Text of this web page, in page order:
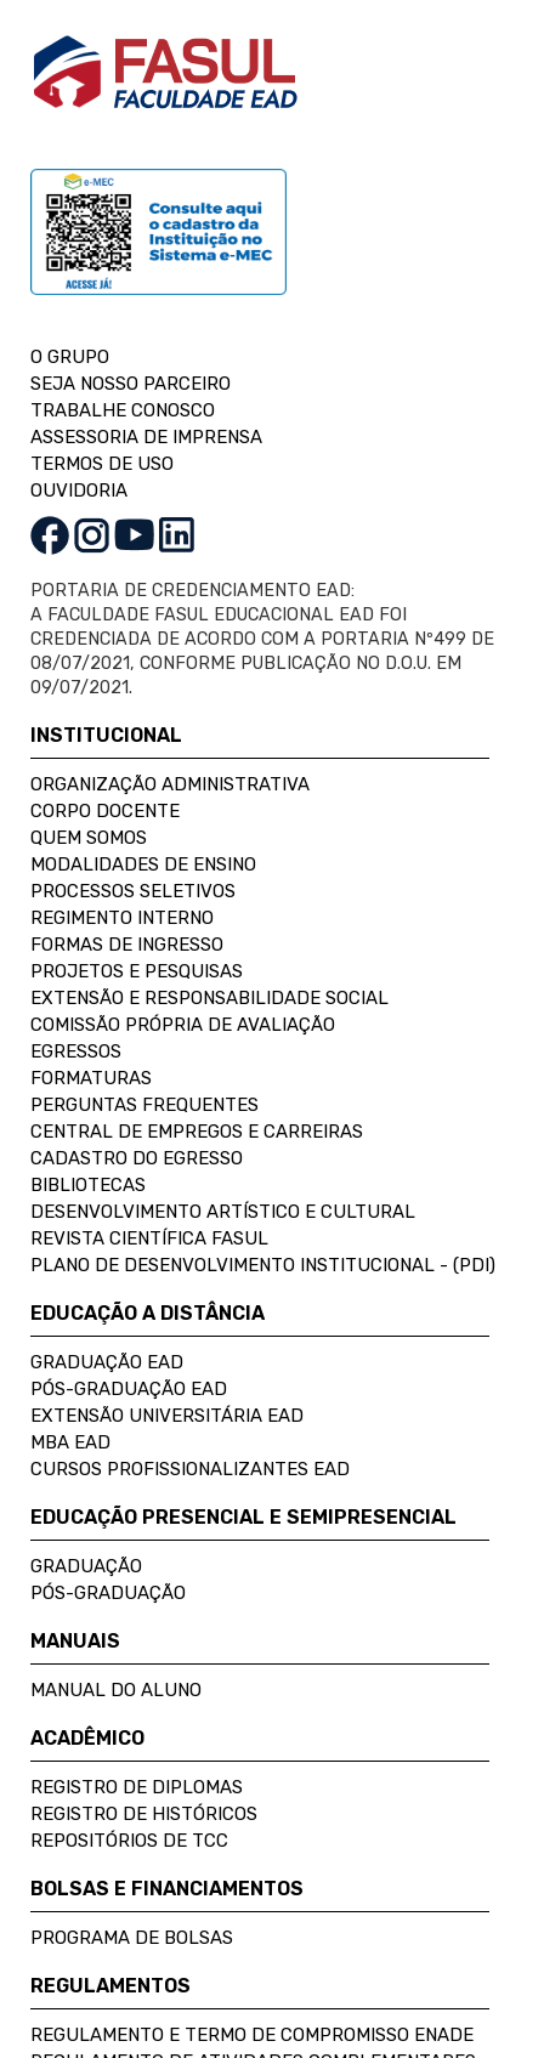
O GRUPO
SEJA NOSSO PARCEIRO
TRABALHE CONOSCO
ASSESSORIA DE IMPRENSA
TERMOS DE USO
OUVIDORIA
PORTARIA DE CREDENCIAMENTO EAD:
A FACULDADE FASUL EDUCACIONAL EAD FOI
CREDENCIADA DE ACORDO COM A PORTARIA Nº499 DE
08/07/2021, CONFORME PUBLICAÇÃO NO D.O.U. EM
09/07/2021.
INSTITUCIONAL
ORGANIZAÇÃO ADMINISTRATIVA
CORPO DOCENTE
QUEM SOMOS
MODALIDADES DE ENSINO
PROCESSOS SELETIVOS
REGIMENTO INTERNO
FORMAS DE INGRESSO
PROJETOS E PESQUISAS
EXTENSÃO E RESPONSABILIDADE SOCIAL
COMISSÃO PRÓPRIA DE AVALIAÇÃO
EGRESSOS
FORMATURAS
PERGUNTAS FREQUENTES
CENTRAL DE EMPREGOS E CARREIRAS
CADASTRO DO EGRESSO
BIBLIOTECAS
DESENVOLVIMENTO ARTÍSTICO E CULTURAL
REVISTA CIENTÍFICA FASUL
PLANO DE DESENVOLVIMENTO INSTITUCIONAL - (PDI)
EDUCAÇÃO A DISTÂNCIA
GRADUAÇÃO EAD
PÓS-GRADUAÇÃO EAD
EXTENSÃO UNIVERSITÁRIA EAD
MBA EAD
CURSOS PROFISSIONALIZANTES EAD
EDUCAÇÃO PRESENCIAL E SEMIPRESENCIAL
GRADUAÇÃO
PÓS-GRADUAÇÃO
MANUAIS
MANUAL DO ALUNO
ACADÊMICO
REGISTRO DE DIPLOMAS
REGISTRO DE HISTÓRICOS
REPOSITÓRIOS DE TCC
BOLSAS E FINANCIAMENTOS
PROGRAMA DE BOLSAS
REGULAMENTOS
REGULAMENTO E TERMO DE COMPROMISSO ENADE